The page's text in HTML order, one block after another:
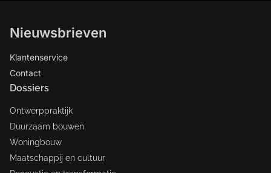
Nieuwsbrieven
Klantenservice
Contact
Dossiers
Ontwerppraktijk
Duurzaam bouwen
Woningbouw
Maatschappij en cultuur